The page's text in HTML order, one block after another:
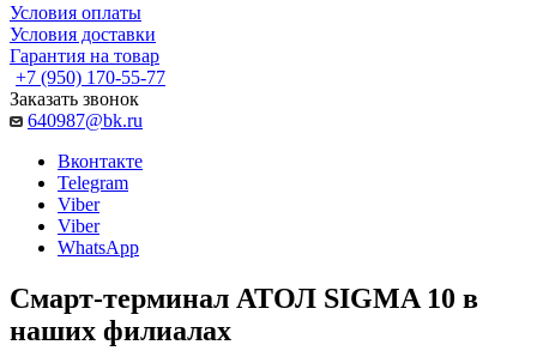
Условия оплаты
Условия доставки
Гарантия на товар
+7 (950) 170-55-77
Заказать звонок
640987@bk.ru
Вконтакте
Telegram
Viber
Viber
WhatsApp
Смарт-терминал АТОЛ SIGMA 10 в
наших филиалах